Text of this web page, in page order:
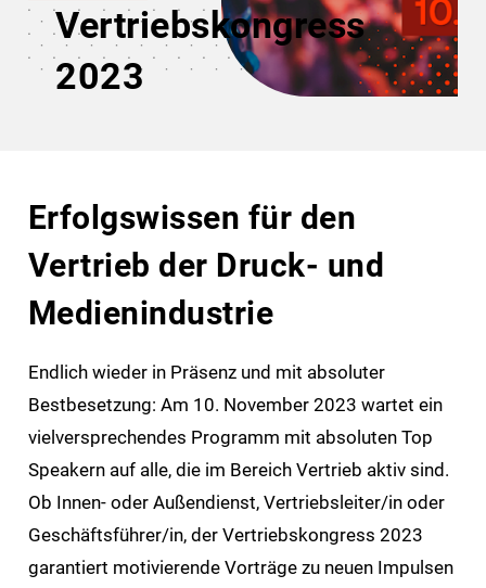
Vertriebskongress
2023
Erfolgswissen für den
Vertrieb der Druck- und
Medienindustrie
Endlich wieder in Präsenz und mit absoluter
Bestbesetzung: Am 10. November 2023 wartet ein
vielversprechendes Programm mit absoluten Top
Speakern auf alle, die im Bereich Vertrieb aktiv sind.
Ob Innen- oder Außendienst, Vertriebsleiter/in oder
Geschäftsführer/in, der Vertriebskongress 2023
garantiert motivierende Vorträge zu neuen Impulsen